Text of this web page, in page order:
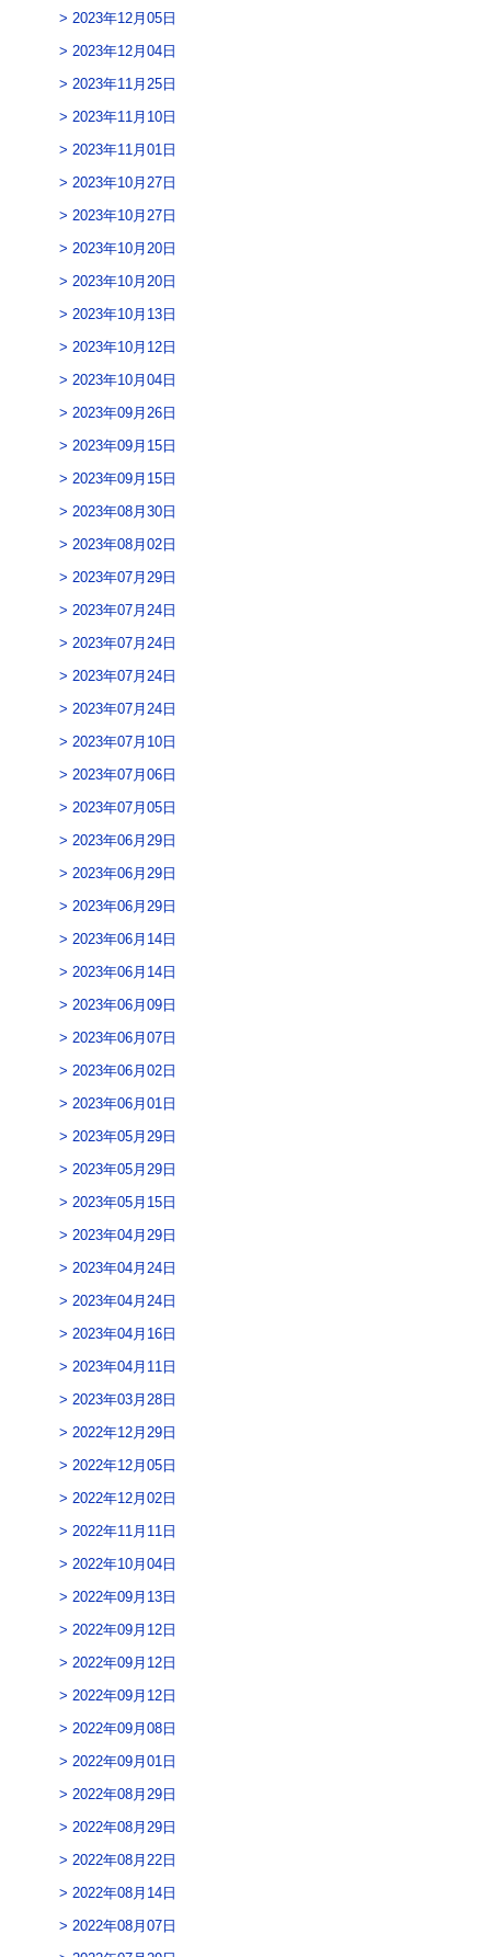
2023年12月05日
2023年12月04日
2023年11月25日
2023年11月10日
2023年11月01日
2023年10月27日
2023年10月27日
2023年10月20日
2023年10月20日
2023年10月13日
2023年10月12日
2023年10月04日
2023年09月26日
2023年09月15日
2023年09月15日
2023年08月30日
2023年08月02日
2023年07月29日
2023年07月24日
2023年07月24日
2023年07月24日
2023年07月24日
2023年07月10日
2023年07月06日
2023年07月05日
2023年06月29日
2023年06月29日
2023年06月29日
2023年06月14日
2023年06月14日
2023年06月09日
2023年06月07日
2023年06月02日
2023年06月01日
2023年05月29日
2023年05月29日
2023年05月15日
2023年04月29日
2023年04月24日
2023年04月24日
2023年04月16日
2023年04月11日
2023年03月28日
2022年12月29日
2022年12月05日
2022年12月02日
2022年11月11日
2022年10月04日
2022年09月13日
2022年09月12日
2022年09月12日
2022年09月12日
2022年09月08日
2022年09月01日
2022年08月29日
2022年08月29日
2022年08月22日
2022年08月14日
2022年08月07日